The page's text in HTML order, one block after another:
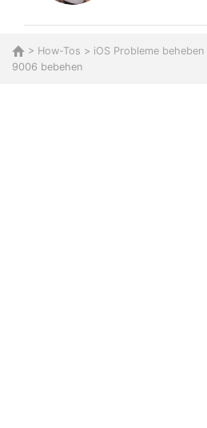
> How-Tos > iOS Probleme beheben
9006 bebehen